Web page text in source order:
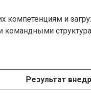
компетенциям и
командными
Результат